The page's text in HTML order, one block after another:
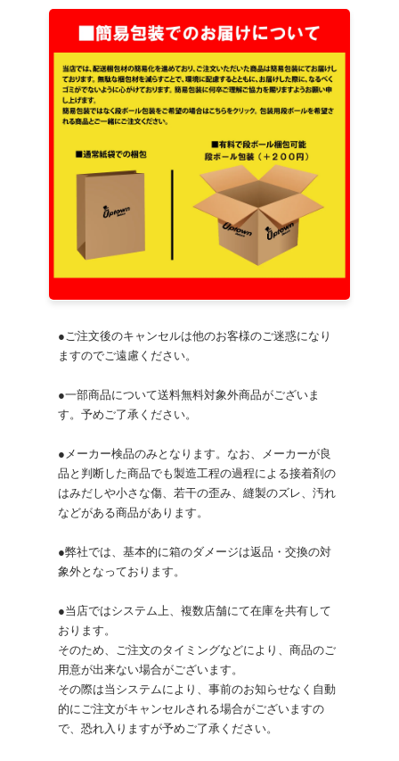
●ご注文後のキャンセルは他のお客様のご迷惑になり
ますのでご遠慮ください。
●一部商品について送料無料対象外商品がございま
す。予めご了承ください。
●メーカー検品のみとなります。なお、メーカーが良
品と判断した商品でも製造工程の過程による接着剤の
はみだしや小さな傷、若干の歪み、縫製のズレ、汚れ
などがある商品があります。
●弊社では、基本的に箱のダメージは返品・交換の対
象外となっております。
●当店ではシステム上、複数店舗にて在庫を共有して
おります。
そのため、ご注文のタイミングなどにより、商品のご
用意が出来ない場合がございます。
その際は当システムにより、事前のお知らせなく自動
的にご注文がキャンセルされる場合がございますの
で、恐れ入りますが予めご了承ください。